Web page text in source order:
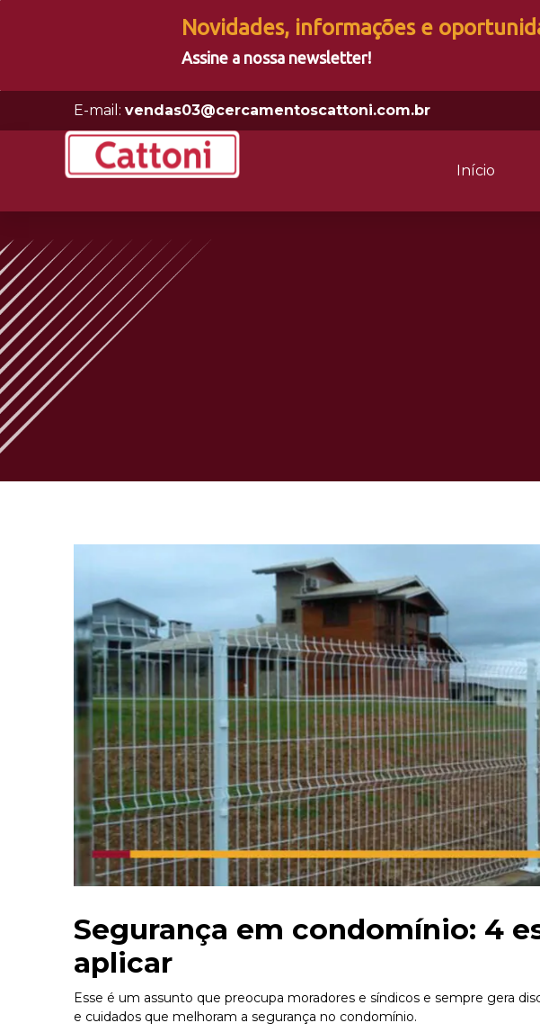
Novidades, informações e
Assine a nossa newsletter!
E-mail: vendas03@cercamentoscattoni.com.br
Início
Segurança em condomínio: 4
aplicar
Esse é um assunto que preocupa moradores e síndicos e sempre gera
e cuidados que melhoram a segurança no condomínio.